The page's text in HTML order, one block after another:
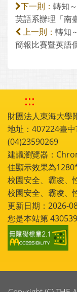
下一則： 轉知
英語系辦理「南
上一則： 轉知
簡報比賽暨英語
:::
財團法人東海大學
地址：407224臺
(04)23590269
建議瀏覽器：
佳顯示效果為
校園安全、霸凌、
校園安全、霸凌
更新日期：2026-
您是本站第